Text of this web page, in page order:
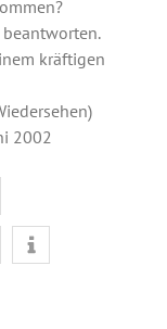
kräftigen
2002